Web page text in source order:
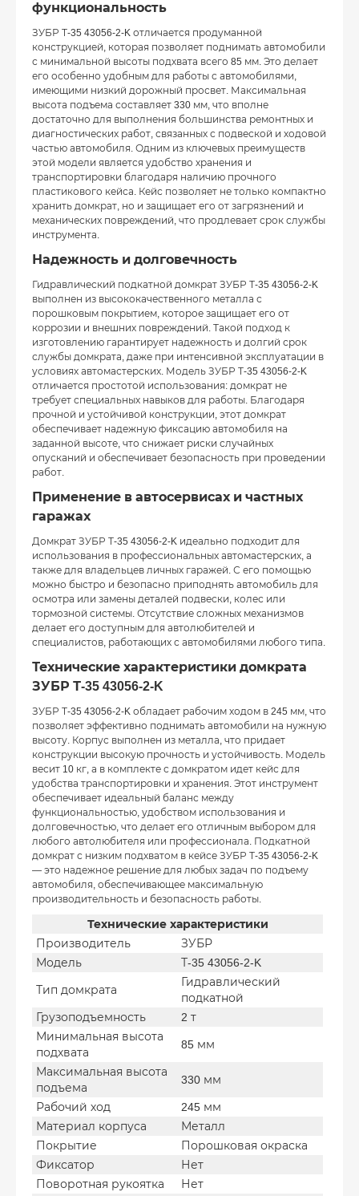
функциональность
ЗУБР Т-35 43056-2-K отличается продуманной
конструкцией, которая позволяет поднимать автомобили
с минимальной высоты подхвата всего 85 мм. Это делает
его особенно удобным для работы с автомобилями,
имеющими низкий дорожный просвет. Максимальная
высота подъема составляет 330 мм, что вполне
достаточно для выполнения большинства ремонтных и
диагностических работ, связанных с подвеской и ходовой
частью автомобиля. Одним из ключевых преимуществ
этой модели является удобство хранения и
транспортировки благодаря наличию прочного
пластикового кейса. Кейс позволяет не только компактно
хранить домкрат, но и защищает его от загрязнений и
механических повреждений, что продлевает срок службы
инструмента.
Надежность и долговечность
Гидравлический подкатной домкрат ЗУБР Т-35 43056-2-K
выполнен из высококачественного металла с
порошковым покрытием, которое защищает его от
коррозии и внешних повреждений. Такой подход к
изготовлению гарантирует надежность и долгий срок
службы домкрата, даже при интенсивной эксплуатации в
условиях автомастерских. Модель ЗУБР Т-35 43056-2-K
отличается простотой использования: домкрат не
требует специальных навыков для работы. Благодаря
прочной и устойчивой конструкции, этот домкрат
обеспечивает надежную фиксацию автомобиля на
заданной высоте, что снижает риски случайных
опусканий и обеспечивает безопасность при проведении
работ.
Применение в автосервисах и частных
гаражах
Домкрат ЗУБР Т-35 43056-2-K идеально подходит для
использования в профессиональных автомастерских, а
также для владельцев личных гаражей. С его помощью
можно быстро и безопасно приподнять автомобиль для
осмотра или замены деталей подвески, колес или
тормозной системы. Отсутствие сложных механизмов
делает его доступным для автолюбителей и
специалистов, работающих с автомобилями любого типа.
Технические характеристики домкрата
ЗУБР Т-35 43056-2-K
ЗУБР Т-35 43056-2-K обладает рабочим ходом в 245 мм, что
позволяет эффективно поднимать автомобили на нужную
высоту. Корпус выполнен из металла, что придает
конструкции высокую прочность и устойчивость. Модель
весит 10 кг, а в комплекте с домкратом идет кейс для
удобства транспортировки и хранения. Этот инструмент
обеспечивает идеальный баланс между
функциональностью, удобством использования и
долговечностью, что делает его отличным выбором для
любого автолюбителя или профессионала. Подкатной
домкрат с низким подхватом в кейсе ЗУБР Т-35 43056-2-K
— это надежное решение для любых задач по подъему
автомобиля, обеспечивающее максимальную
производительность и безопасность работы.
Технические характеристики
Производитель
ЗУБР
Модель
Т-35 43056-2-K
Тип домкрата
Гидравлический
подкатной
Грузоподъемность
2 т
Минимальная высота
подхвата
85 мм
Максимальная высота
подъема
330 мм
Рабочий ход
245 мм
Материал корпуса
Металл
Покрытие
Порошковая окраска
Фиксатор
Нет
Поворотная рукоятка
Нет